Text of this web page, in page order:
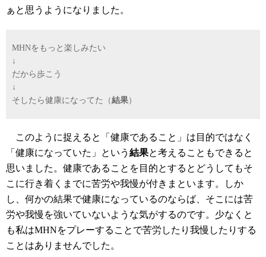
ぁと思うようになりました。
MHNをもっと楽しみたい
↓
だから歩こう
↓
そしたら健康になってた（結果）
このように捉えると「健康であること」は目的ではなく
「健康になっていた」という 結果と考えることもできると
思いました。健康であることを目的とするとどうしてもそ
こに行き着くまでに苦労や我慢が付きまといます。しか
し、何かの結果で健康になっているのならば、そこには苦
労や我慢を強いていないような気がするのです。少なくと
も私はMHNをプレーすることで苦労したり我慢したりする
ことはありませんでした。